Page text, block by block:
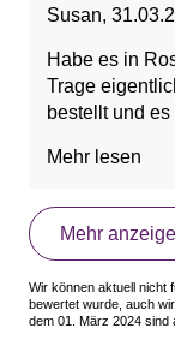
Susan,
Habe es in
Trage
bestellt und
sodass ich es
Mehr lesen
Mehr
Wir können aktuell nicht
bewertet wurde, auch
dem 01. März 2024 sind